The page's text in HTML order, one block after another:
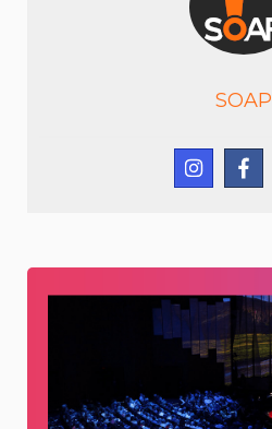
SOAP